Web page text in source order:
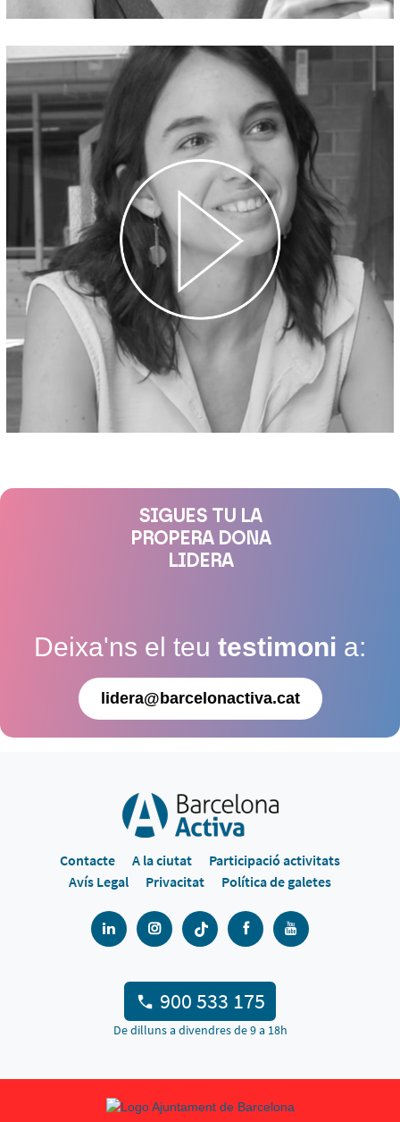
SIGUES TU LA
PROPERA DONA
LIDERA
Deixa'ns el teu testimoni a:
lidera@barcelonactiva.cat
Contacte A la ciutat
Participació activitats
Avís Legal
Privacitat Política de galetes
900 533 175
De dilluns a divendres de 9 a 18h